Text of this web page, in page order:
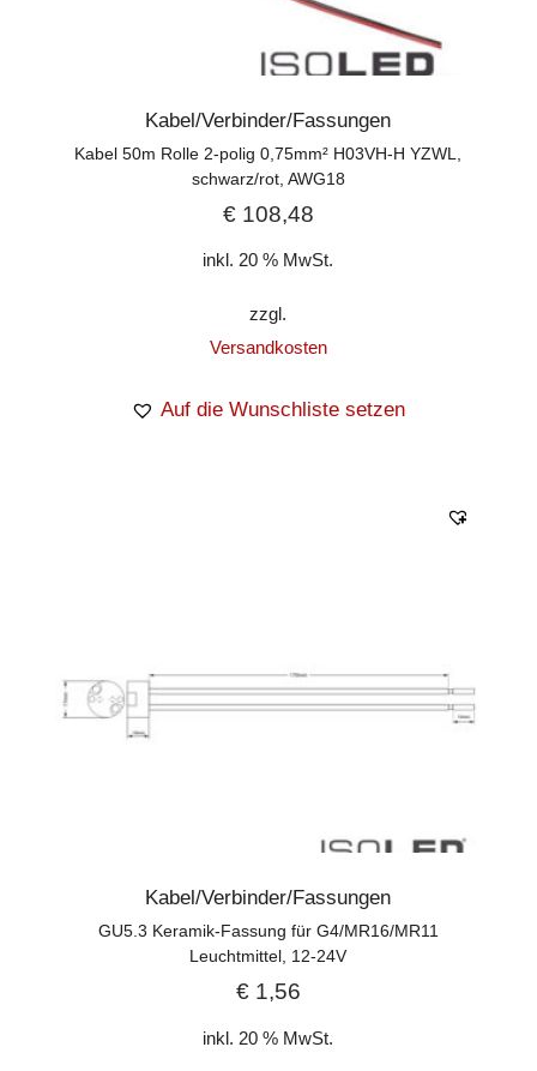
Kabel/Verbinder/Fassungen
Kabel 50m Rolle 2-polig 0,75mm² H03VH-H YZWL,
schwarz/rot, AWG18
€108,48
inkl. 20 % MwSt.
zzgl.
Versandkosten
Auf die Wunschliste setzen
Kabel/Verbinder/Fassungen
GU5.3 Keramik-Fassung für G4/MR16/MR11
Leuchtmittel, 12-24V
€1,56
inkl. 20 % MwSt.